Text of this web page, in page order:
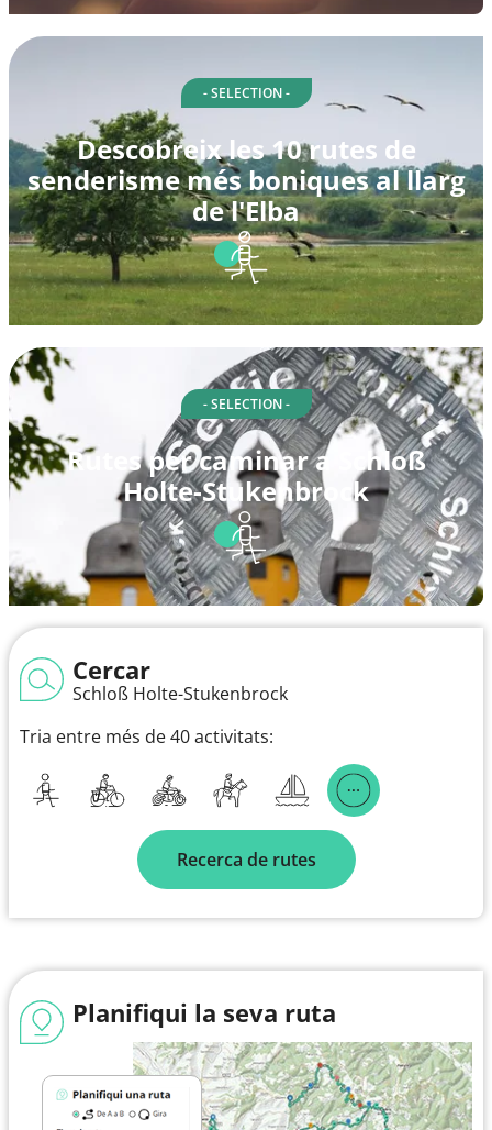
- SELECTION -
Descobreix les 10 rutes de
senderisme més boniques al llarg
de l'Elba
- SELECTION -
Rutes per caminar a Schloß
Holte-Stukenbrock
Cercar
Schloß Holte-Stukenbrock
Tria entre més de 40 activitats:
Recerca de rutes
Planifiqui la seva ruta